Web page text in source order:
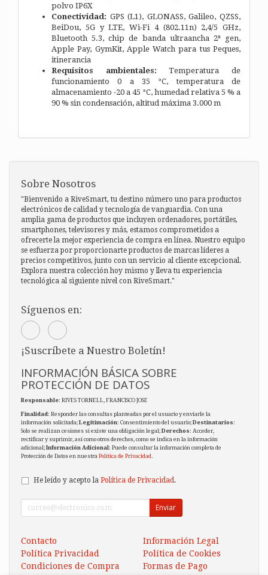
polvo IP6X
Conectividad: GPS (L1), GLONASS, Galileo, QZSS,
BeiDou, 5G y LTE, Wi-Fi 4 (802.11n) 2,4/5 GHz,
Bluetooth 5.3, chip de banda ultraancha 2ª gen,
Apple Pay, GymKit, Apple Watch para tus Peques,
itinerancia
Requisitos ambientales: Temperatura de
funcionamiento 0 a 35 °C, temperatura de
almacenamiento -20 a 45 °C, humedad relativa 5 % a
90 % sin condensación, altitud máxima 3.000 m
Sobre Nosotros
"Bienvenido a RiveSmart, tu destino número uno para productos
electrónicos de calidad y tecnología de vanguardia. Con una
amplia gama de productos que incluyen ordenadores, portátiles,
smartphones, televisores y más, estamos comprometidos a
ofrecerte la mejor experiencia de compra en línea. Nuestro equipo
se esfuerza por proporcionarte productos de marcas líderes a
precios competitivos, junto con un servicio al cliente excepcional.
Explora nuestra colección hoy mismo y lleva tu experiencia
tecnológica al siguiente nivel con RiveSmart."
Síguenos en:
¡Suscríbete a Nuestro Boletín!
INFORMACIÓN BÁSICA SOBRE
PROTECCIÓN DE DATOS
Responsable: RIVES TORNELL, FRANCISCO JOSE
Finalidad: Responder las consultas planteadas por el usuario y enviarle la
información solicitada;Legitimación: Consentimiento del usuario;Destinatarios:
Solo se realizan cesiones si existe una obligación legal;Derechos: Acceder,
rectificar y suprimir, así como otros derechos, como se indica en la información
adicional;Información Adicional: Puede consultar la información completa de
Protección de Datos en nuestra Política de Privacidad.
He leído y acepto la Política de Privacidad .
Enviar
Contacto
Información Legal
Política Privacidad
Política de Cookies
Condiciones de Compra
Formas de Pago